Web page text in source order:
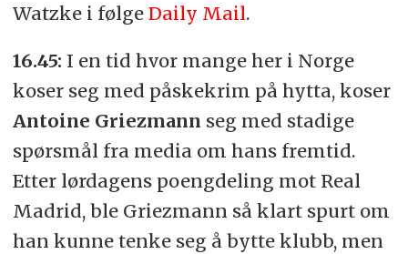
Watzke i følge Daily Mail.
16.45: I en tid hvor mange her i Norge
koser seg med påskekrim på hytta, koser
Antoine Griezmann seg med stadige
spørsmål fra media om hans fremtid.
Etter lørdagens poengdeling mot Real
Madrid, ble Griezmann så klart spurt om
han kunne tenke seg å bytte klubb, men